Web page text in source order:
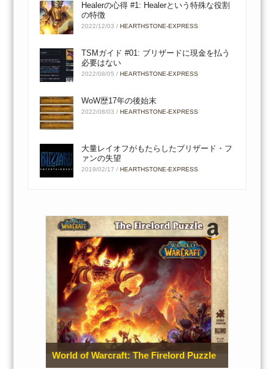
Healerの心得 #1: Healerという特殊な役割
の特徴
2022/12/03 / HEARTHSTONE-EXPRESS
TSMガイド #01: ブリザードに現金を払う
必要はない
2022/08/05 /HEARTHSTONE-EXPRESS
WoW歴17年の後始末
2022/08/03 /HEARTHSTONE-EXPRESS
大量レイオフがもたらしたブリザード・フ
ァンの失望
2019/02/17 /HEARTHSTONE-EXPRESS
World of Warcraft: The Firelord Puzzle